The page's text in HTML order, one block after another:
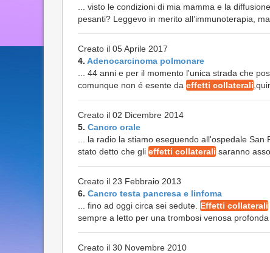
... visto le condizioni di mia mamma e la
pesanti? Leggevo in merito all’immunoterapia,
Creato il 05 Aprile 2017
4. Adenocarcinoma polmonare
... 44 anni e per il momento l'unica strada che
comunque non é esente da effetti collaterali
Creato il 02 Dicembre 2014
5. Cancro orale
... la radio la stiamo eseguendo all'ospedale
stato detto che gli effetti collaterali saranno
Creato il 23 Febbraio 2013
6. Cancro testa pancresa e linfoma
... fino ad oggi circa sei sedute. Effetti collaterali
sempre a letto per una trombosi venosa profonda
Creato il 30 Novembre 2010